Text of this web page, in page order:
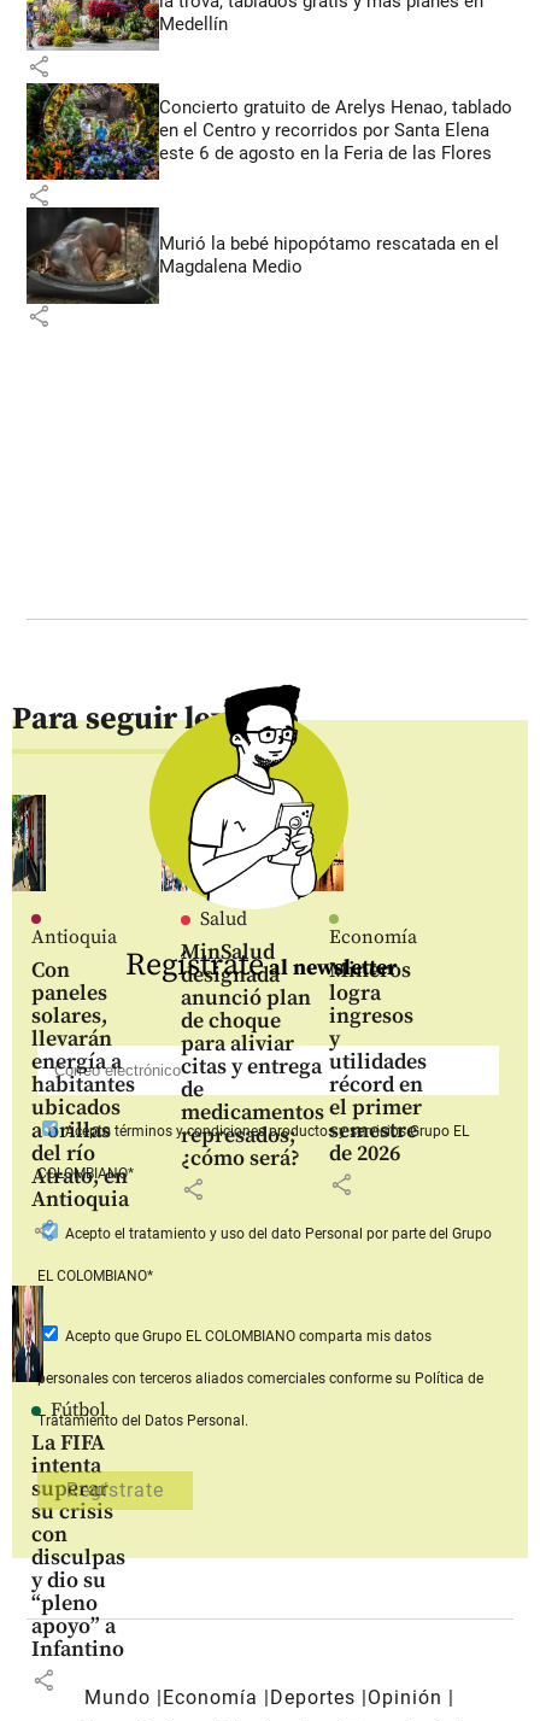
Medellín
share
Concierto gratuito de Arelys Henao, tablado
en el Centro y recorridos por Santa Elena
este 6 de agosto en la Feria de las Flores
share
Murió la bebé hipopótamo rescatada en el
Magdalena Medio
share
Para seguir leyendo
Antioquia
Con
paneles
solares,
llevarán
energía a
habitantes
ubicados
a orillas
del río
Atrato, en
Antioquia
share
Salud
MinSalud
designada
anunció plan
de choque
para aliviar
citas y entrega
de
medicamentos
represados;
¿cómo será?
share
Economía
Mineros
logra
ingresos
y
utilidades
récord en
el primer
semestre
de 2026
share
Fútbol
La FIFA
intenta
superar
su crisis
con
disculpas
y dio su
“pleno
apoyo” a
Infantino
share
Regístrateal newsletter
Aceptotérminos y condiciones productos y serviciosGrupo EL
COLOMBIANO*
Acepto el tratamiento y uso del dato Personal por parte del Grupo
EL COLOMBIANO*
Acepto que Grupo EL COLOMBIANOcomparta mis datos
personales con terceros aliados comerciales conforme su Política de
Tratamiento del Datos Personal.
Mundo Economía Deportes
Opinión